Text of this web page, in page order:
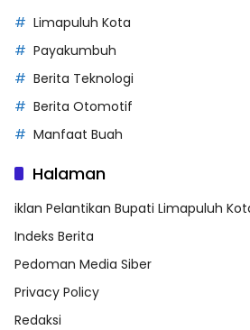
Limapuluh Kota
Payakumbuh
Berita Teknologi
Berita Otomotif
Manfaat Buah
Halaman
iklan Pelantikan Bupati Limapuluh
Indeks Berita
Pedoman Media Siber
Privacy Policy
Redaksi